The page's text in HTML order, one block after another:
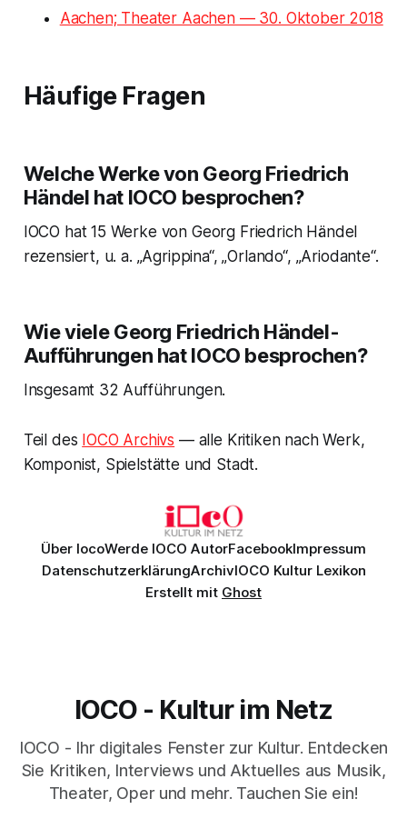
Aachen; Theater Aachen — 30. Oktober 2018
Häufige Fragen
Welche Werke von Georg Friedrich
Händel hat IOCO besprochen?
IOCO hat 15 Werke von Georg Friedrich Händel
rezensiert, u. a. „Agrippina“, „Orlando“, „Ariodante“.
Wie viele Georg Friedrich Händel-
Aufführungen hat IOCO besprochen?
Insgesamt 32 Aufführungen.
Teil des IOCO Archivs — alle Kritiken nach Werk,
Komponist, Spielstätte und Stadt.
Über IocoWerde IOCO AutorFacebookImpressum
DatenschutzerklärungArchivIOCO Kultur Lexikon
Erstellt mit Ghost
IOCO - Kultur im Netz
IOCO - Ihr digitales Fenster zur Kultur. Entdecken
Sie Kritiken, Interviews und Aktuelles aus Musik,
Theater, Oper und mehr. Tauchen Sie ein!